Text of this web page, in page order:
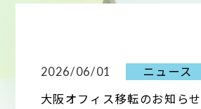
2026/06/01 ニュース
大阪オフィス移転のお知らせ